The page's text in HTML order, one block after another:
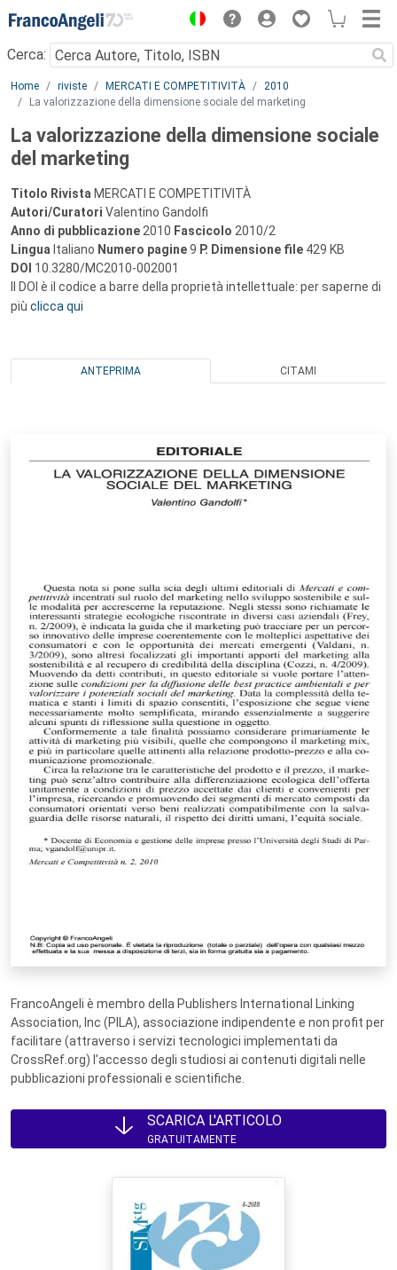
Menu
Cerca:
Main content
Home riviste MERCATI E COMPETITIVITÀ
2010
La valorizzazione della dimensione sociale del marketing
La valorizzazione della dimensione sociale
del marketing
Titolo Rivista MERCATI E COMPETITIVITÀ
Autori/Curatori Valentino Gandolfi
Anno di pubblicazione 2010 Fascicolo 2010/2
Lingua Italiano Numero pagine9 P. Dimensione file 429 KB
DOI 10.3280/MC2010-002001
Il DOI è il codice a barre della proprietà intellettuale: per saperne di
più clicca qui
ANTEPRIMA CITAMI
FrancoAngeli è membro della Publishers International Linking
Association, Inc (PILA), associazione indipendente e non profit per
facilitare (attraverso i servizi tecnologici implementati da
CrossRef.org) l’accesso degli studiosi ai contenuti digitali nelle
pubblicazioni professionali e scientifiche.
SCARICA L'ARTICOLO
GRATUITAMENTE